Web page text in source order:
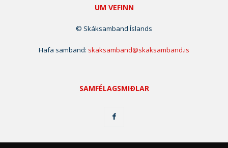
UM VEFINN
© Skáksamband Íslands
Hafa samband: skaksamband@skaksamband.is
SAMFÉLAGSMIÐLAR